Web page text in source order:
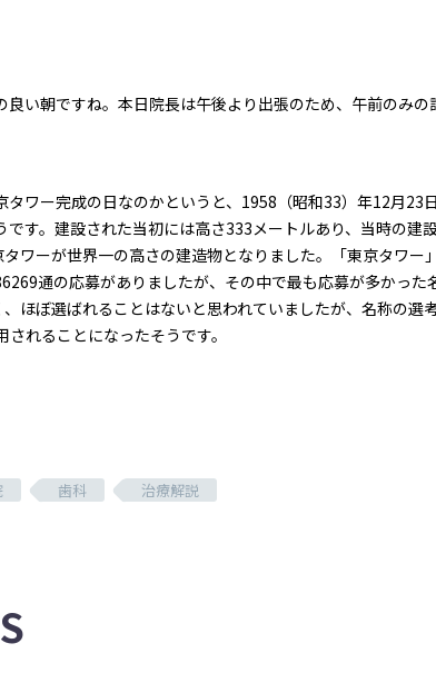
い朝ですね。本日院長は午後より出張のため、午前のみの
ワー完成の日なのかというと、1958（昭和33）年12月23
す。建設された当初には高さ333メートルあり、当時の建
ワーが世界一の高さの建造物となりました。「東京タワー
通の応募がありましたが、その中で最も応募が多かった
ほぼ選ばれることはないと思われていましたが、名称の選
れることになったそうです。
歯科 治療解説